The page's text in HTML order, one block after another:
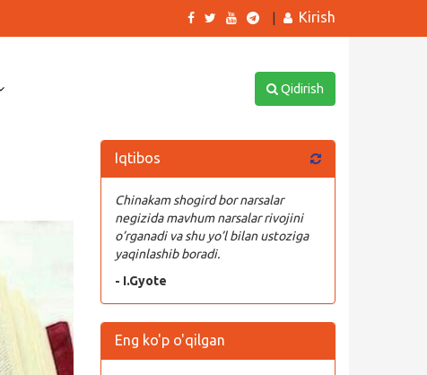
Kirish
Qidirish
Iqtibos
Chinakam shogird bor narsalar
negizida mavhum narsalar rivojini
o’rganadi va shu yo’l bilan ustoziga
yaqinlashib boradi.
- I.Gyote
Eng ko'p o'qilgan